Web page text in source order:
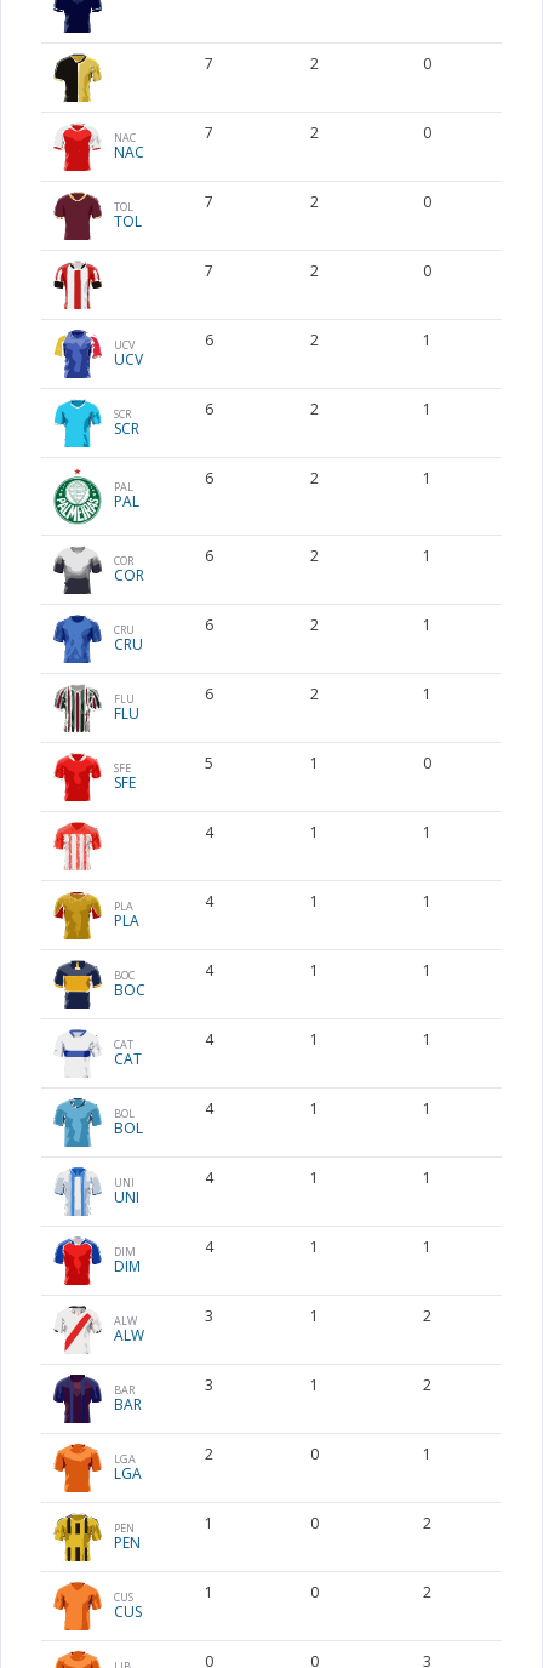
7 2 0
NAC
NAC
7 2 0
TOL
TOL
7 2 0
7 2 0
UCV
UCV
6 2 1
SCR
SCR
6 2 1
PAL
PAL
6 2 1
COR
COR
6 2 1
CRU
CRU
6 2 1
FLU
FLU
6 2 1
SFE
SFE
5 1 0
4 1 1
PLA
PLA
4 1 1
BOC
BOC
4 1 1
CAT
CAT
4 1 1
BOL
BOL
4 1 1
UNI
UNI
4 1 1
DIM
DIM
4 1 1
ALW
ALW
3 1 2
BAR
BAR
3 1 2
LGA
LGA
2 0 1
PEN
PEN
1 0 2
CUS
CUS
1 0 2
0 0 3